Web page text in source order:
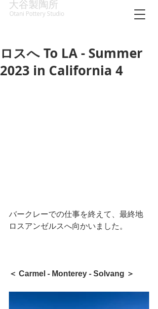
大谷製陶所
Otani Pottery Studio
ロスへ To LA - Summer
2023 in California 4
バークレーでの仕事を終えて、最終地
ロスアンゼルスへ向かいました。
＜ Carmel - Monterey - Solvang ＞